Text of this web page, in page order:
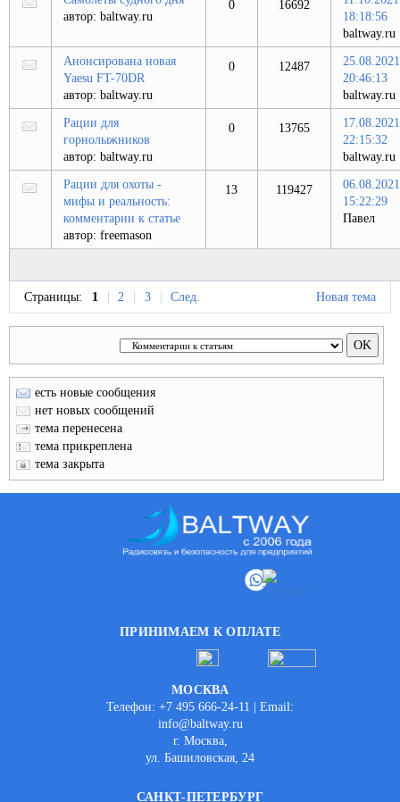
автор: baltway.ru
0 16692
18:18:56
baltway.ru
Анонсирована новая
Yaesu FT-70DR
автор: baltway.ru
0 12487
25.08.2021
20:46:13
baltway.ru
Рации для
горнолыжников
автор: baltway.ru
0 13765
17.08.2021
22:15:32
baltway.ru
Рации для охоты -
мифы и реальность:
комментарии к статье
автор: freemason
13 119427
06.08.2021
15:22:29
Павел
Страницы: 1 2 3 След. Новая тема
есть новые сообщения
нет новых сообщений
тема перенесена
тема прикреплена
тема закрыта
ПРИНИМАЕМ К ОПЛАТЕ
МОСКВА
Телефон: +7 495 666-24-11 | Email:
info@baltway.ru
г. Москва,
ул. Башиловская, 24
САНКТ-ПЕТЕРБУРГ